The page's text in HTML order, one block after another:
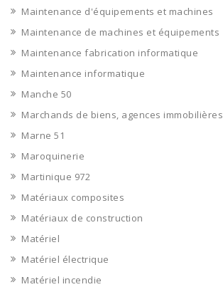
Maintenance d'équipements et machines
Maintenance de machines et équipements
Maintenance fabrication informatique
Maintenance informatique
Manche 50
Marchands de biens, agences immobilières
Marne 51
Maroquinerie
Martinique 972
Matériaux composites
Matériaux de construction
Matériel
Matériel électrique
Matériel incendie